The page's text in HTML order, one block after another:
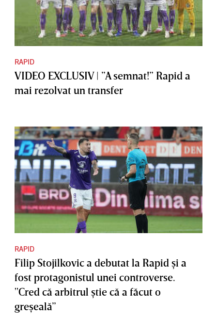
RAPID
VIDEO EXCLUSIV | ”A semnat!” Rapid a
mai rezolvat un transfer
RAPID
Filip Stojilkovic a debutat la Rapid şi a
fost protagonistul unei controverse.
"Cred că arbitrul ştie că a făcut o
greşeală”